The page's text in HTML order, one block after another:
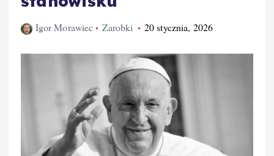
Igor Morawiec Zarobki 20 stycznia, 2026